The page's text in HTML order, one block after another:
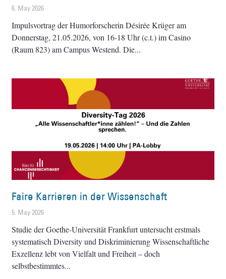
6. May 2026
Impulsvortrag der Humorforscherin Désirée Krüger am
Donnerstag, 21.05.2026, von 16-18 Uhr (c.t.) im Casino
(Raum 823) am Campus Westend. Die
Faire Karrieren in der Wissenschaft
5. May 2026
Studie der Goethe-Universität Frankfurt untersucht erstmals
systematisch Diversity und Diskriminierung Wissenschaftliche
Exzellenz lebt von Vielfalt und Freiheit – doch
selbstbestimmtes